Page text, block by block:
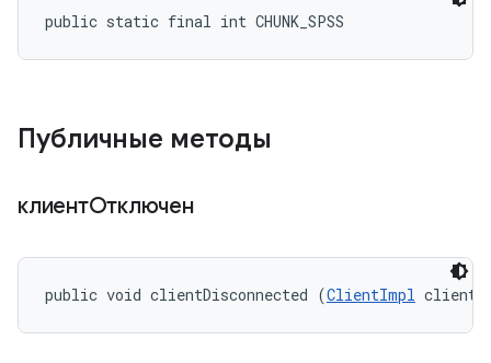
public static final int CHUNK_SPSS
Публичные методы
клиентОтключен
public void clientDisconnected (ClientImpl client)